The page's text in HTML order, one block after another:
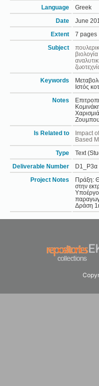
Language Greek
Date June
Extent 7 pages
Subject
βιολογία
Keywords
Ιστός
Notes
Is Related to
Impact
Based
Type Text
Deliverable Number D1_P3α
Project Notes
Πράξη:
στην
Δράση